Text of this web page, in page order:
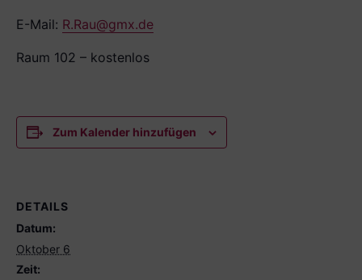
E-Mail: R.Rau@gmx.de
Raum 102 – kostenlos
Zum Kalender hinzufügen
DETAILS
Datum:
Oktober 6
Zeit: